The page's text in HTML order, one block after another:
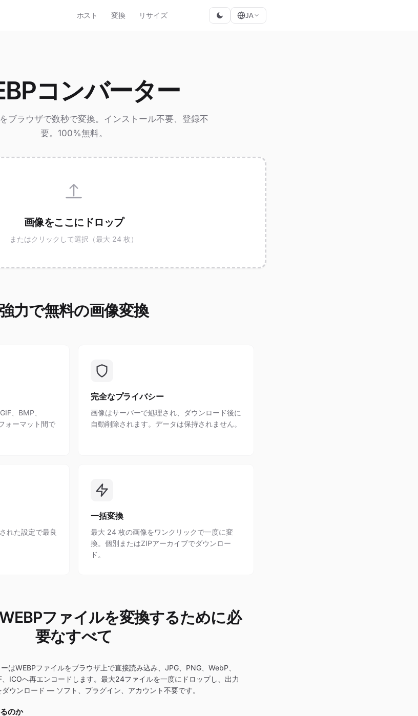
ホスト 変換 リサイズ JA
コンバーター
ブラウザで数秒で変換。インストール不要、登録不
要。100%無料。
画像をここにドロップ
またはクリックして選択（最大 24 枚）
力で無料の画像変換
、BMP、
ォーマット間で
完全なプライバシー
画像はサーバーで処理され、ダウンロード後に
自動削除されます。データは保持されません。
れた設定で最良
一括変換
最大 24 枚の画像をワンクリックで一度に変
換。個別またはZIPアーカイブでダウンロー
ド。
ファイルを変換するために必
要なすべて
はWEBPファイルをブラウザ上で直接読み込み、JPG、PNG、WebP、
ICOへ再エンコードします。最大24ファイルを一度にドロップし、出力
ウンロード — ソフト、プラグイン、アカウント不要です。
のか